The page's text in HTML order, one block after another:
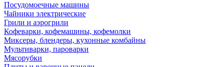
Посудомоечные машины
Чайники электрические
Грили и аэрогрили
Кофеварки, кофемашины, кофемолки
Миксеры, блендеры, кухонные комбайны
Мультиварки, пароварки
Мясорубки